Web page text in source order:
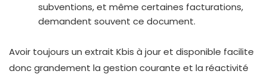
subventions, et même certaines facturations,
demandent souvent ce document.
Avoir toujours un extrait Kbis à jour et disponible facilite
donc grandement la gestion courante et la réactivité